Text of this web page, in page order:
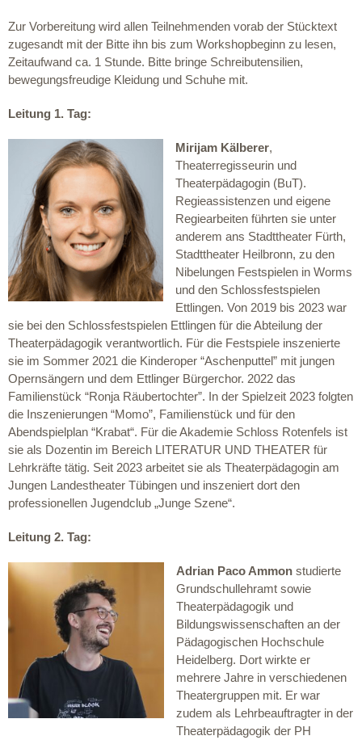
Zur Vorbereitung wird allen Teilnehmenden vorab der Stücktext
zugesandt mit der Bitte ihn bis zum Workshopbeginn zu lesen,
Zeitaufwand ca. 1 Stunde. Bitte bringe Schreibutensilien,
bewegungsfreudige Kleidung und Schuhe mit.
Leitung 1. Tag:
Mirijam Kälberer,
Theaterregisseurin und
Theaterpädagogin (BuT).
Regieassistenzen und eigene
Regiearbeiten führten sie unter
anderem ans Stadttheater Fürth,
Stadttheater Heilbronn, zu den
Nibelungen Festspielen in Worms
und den Schlossfestspielen
Ettlingen. Von 2019 bis 2023 war
sie bei den Schlossfestspielen Ettlingen für die Abteilung der
Theaterpädagogik verantwortlich. Für die Festspiele inszenierte
sie im Sommer 2021 die Kinderoper “Aschenputtel” mit jungen
Opernsängern und dem Ettlinger Bürgerchor. 2022 das
Familienstück “Ronja Räubertochter”. In der Spielzeit 2023 folgten
die Inszenierungen “Momo”, Familienstück und für den
Abendspielplan “Krabat“. Für die Akademie Schloss Rotenfels ist
sie als Dozentin im Bereich LITERATUR UND THEATER für
Lehrkräfte tätig. Seit 2023 arbeitet sie als Theaterpädagogin am
Jungen Landestheater Tübingen und inszeniert dort den
professionellen Jugendclub „Junge Szene“.
Leitung 2. Tag:
Adrian Paco Ammon studierte
Grundschullehramt sowie
Theaterpädagogik und
Bildungswissenschaften an der
Pädagogischen Hochschule
Heidelberg. Dort wirkte er
mehrere Jahre in verschiedenen
Theatergruppen mit. Er war
zudem als Lehrbeauftragter in der
Theaterpädagogik der PH